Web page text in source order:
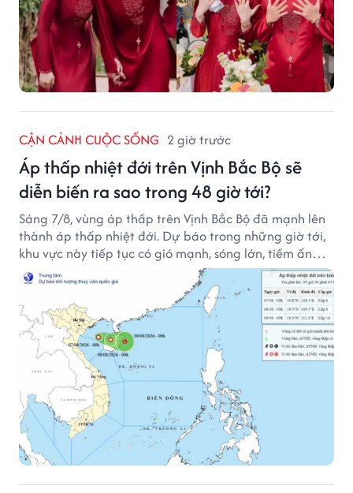
CẬN CẢNH CUỘC SỐNG 2 giờ trước
Áp thấp nhiệt đới trên Vịnh Bắc Bộ sẽ
diễn biến ra sao trong 48 giờ tới?
Sáng 7/8, vùng áp thấp trên Vịnh Bắc Bộ đã mạnh lên
thành áp thấp nhiệt đới. Dự báo trong những giờ tới,
khu vực này tiếp tục có gió mạnh, sóng lớn, tiềm ẩn
nhiều nguy cơ đối với hoạt động của tàu thuyền trên
biển.